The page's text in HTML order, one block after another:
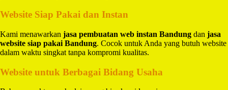
Website Siap Pakai dan Instan
Kami menawarkan jasa pembuatan web instan Bandung dan jasa
website siap pakai Bandung. Cocok untuk Anda yang butuh website
dalam waktu singkat tanpa kompromi kualitas.
Website untuk Berbagai Bidang Usaha